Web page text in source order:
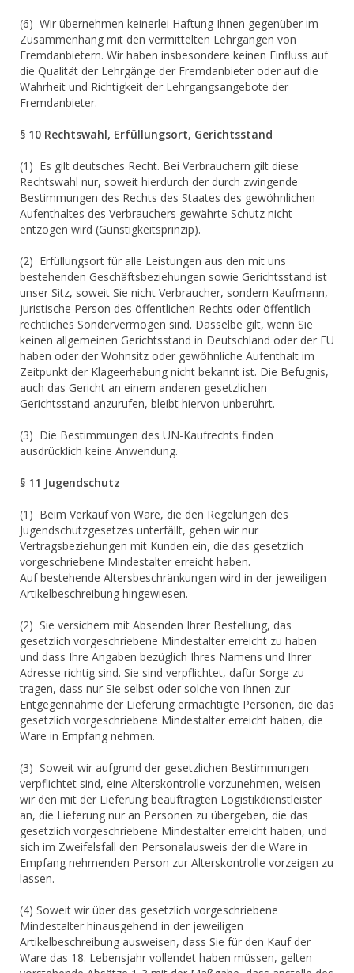
(6) Wir übernehmen keinerlei Haftung Ihnen gegenüber im
Zusammenhang mit den vermittelten Lehrgängen von
Fremdanbietern. Wir haben insbesondere keinen Einfluss auf
die Qualität der Lehrgänge der Fremdanbieter oder auf die
Wahrheit und Richtigkeit der Lehrgangsangebote der
Fremdanbieter.
§ 10 Rechtswahl, Erfüllungsort, Gerichtsstand
(1) Es gilt deutsches Recht. Bei Verbrauchern gilt diese
Rechtswahl nur, soweit hierdurch der durch zwingende
Bestimmungen des Rechts des Staates des gewöhnlichen
Aufenthaltes des Verbrauchers gewährte Schutz nicht
entzogen wird (Günstigkeitsprinzip).
(2) Erfüllungsort für alle Leistungen aus den mit uns
bestehenden Geschäftsbeziehungen sowie Gerichtsstand ist
unser Sitz, soweit Sie nicht Verbraucher, sondern Kaufmann,
juristische Person des öffentlichen Rechts oder öffentlich-
rechtliches Sondervermögen sind. Dasselbe gilt, wenn Sie
keinen allgemeinen Gerichtsstand in Deutschland oder der EU
haben oder der Wohnsitz oder gewöhnliche Aufenthalt im
Zeitpunkt der Klageerhebung nicht bekannt ist. Die Befugnis,
auch das Gericht an einem anderen gesetzlichen
Gerichtsstand anzurufen, bleibt hiervon unberührt.
(3) Die Bestimmungen des UN-Kaufrechts finden
ausdrücklich keine Anwendung.
§ 11 Jugendschutz
(1) Beim Verkauf von Ware, die den Regelungen des
Jugendschutzgesetzes unterfällt, gehen wir nur
Vertragsbeziehungen mit Kunden ein, die das gesetzlich
vorgeschriebene Mindestalter erreicht haben.
Auf bestehende Altersbeschränkungen wird in der jeweiligen
Artikelbeschreibung hingewiesen.
(2) Sie versichern mit Absenden Ihrer Bestellung, das
gesetzlich vorgeschriebene Mindestalter erreicht zu haben
und dass Ihre Angaben bezüglich Ihres Namens und Ihrer
Adresse richtig sind. Sie sind verpflichtet, dafür Sorge zu
tragen, dass nur Sie selbst oder solche von Ihnen zur
Entgegennahme der Lieferung ermächtigte Personen, die das
gesetzlich vorgeschriebene Mindestalter erreicht haben, die
Ware in Empfang nehmen.
(3) Soweit wir aufgrund der gesetzlichen Bestimmungen
verpflichtet sind, eine Alterskontrolle vorzunehmen, weisen
wir den mit der Lieferung beauftragten Logistikdienstleister
an, die Lieferung nur an Personen zu übergeben, die das
gesetzlich vorgeschriebene Mindestalter erreicht haben, und
sich im Zweifelsfall den Personalausweis der die Ware in
Empfang nehmenden Person zur Alterskontrolle vorzeigen zu
lassen.
(4) Soweit wir über das gesetzlich vorgeschriebene
Mindestalter hinausgehend in der jeweiligen
Artikelbeschreibung ausweisen, dass Sie für den Kauf der
Ware das 18. Lebensjahr vollendet haben müssen, gelten